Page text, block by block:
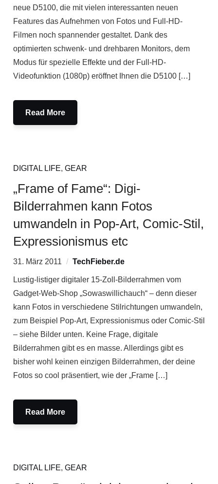
neue D5100, die mit vielen interessanten neuen
Features das Aufnehmen von Fotos und Full-HD-
Filmen noch spannender gestaltet. Dank des
optimierten schwenk- und drehbaren Monitors, dem
Modus für spezielle Effekte und der Full-HD-
Videofunktion (1080p) eröffnet Ihnen die D5100 […]
Read More
DIGITAL LIFE, GEAR
„Frame of Fame“: Digi-
Bilderrahmen kann Fotos
umwandeln in Pop-Art, Comic-Stil,
Expressionismus etc
31. März 2011 TechFieber.de
Lustig-listiger digitaler 15-Zoll-Bilderrahmen vom
Gadget-Web-Shop „Sowaswillichauch“ – denn dieser
kann Fotos in verschiedene Stilrichtungen umwandeln,
zum Beispiel Pop-Art, Expressionismus oder Comic-Stil
– siehe Bilder unten. Keine Frage, digitale
Bilderrahmen gibt es en masse. Allerdings gibt es
bisher wohl keinen einzigen Bilderrahmen, der deine
Fotos so cool präsentiert, wie der „Frame […]
Read More
DIGITAL LIFE, GEAR